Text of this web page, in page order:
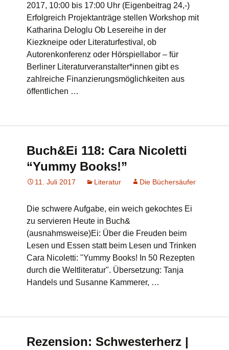
2017, 10:00 bis 17:00 Uhr (Eigenbeitrag 24,-)
Erfolgreich Projektanträge stellen Workshop mit
Katharina Deloglu Ob Lesereihe in der
Kiezkneipe oder Literaturfestival, ob
Autorenkonferenz oder Hörspiellabor – für
Berliner Literaturveranstalter*innen gibt es
zahlreiche Finanzierungsmöglichkeiten aus
öffentlichen …
Buch&Ei 118: Cara Nicoletti
“Yummy Books!”
11. Juli 2017 Literatur Die Büchersäufer
Die schwere Aufgabe, ein weich gekochtes Ei
zu servieren Heute in Buch&
(ausnahmsweise)Ei: Über die Freuden beim
Lesen und Essen statt beim Lesen und Trinken
Cara Nicoletti: "Yummy Books! In 50 Rezepten
durch die Weltliteratur". Übersetzung: Tanja
Handels und Susanne Kammerer, …
Rezension: Schwesterherz |